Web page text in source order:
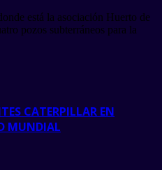
está la asociación Huerto de
pozos subterráneos para la
CATERPILLAR EN
MUNDIAL